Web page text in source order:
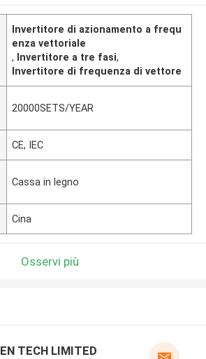
Invertitore di azionamento a frequ
enza vettoriale
, Invertitore a tre fasi,
Invertitore di frequenza di vettore
20000SETS/YEAR
CE, IEC
Cassa in legno
Cina
Osservi più
TECH LIMITED